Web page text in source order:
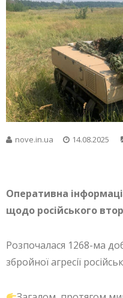
nove.in.ua 14.08.2025
Оперативна
щодо російського
Розпочалася 1268-ма
збройної агресії